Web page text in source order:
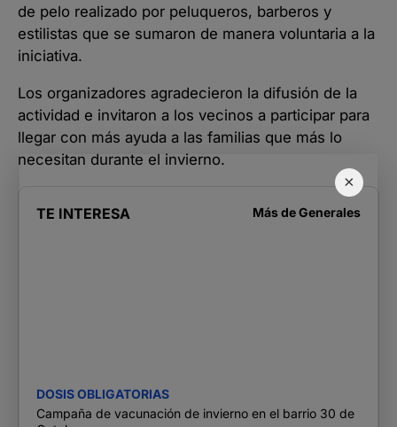
×
de pelo realizado por peluqueros, barberos y
estilistas que se sumaron de manera voluntaria a la
iniciativa.
Los organizadores agradecieron la difusión de la
actividad e invitaron a los vecinos a participar para
llegar con más ayuda a las familias que más lo
necesitan durante el invierno.
TE INTERESA Más deGenerales
DOSIS OBLIGATORIAS
Campaña de vacunación de invierno en el barrio 30 de